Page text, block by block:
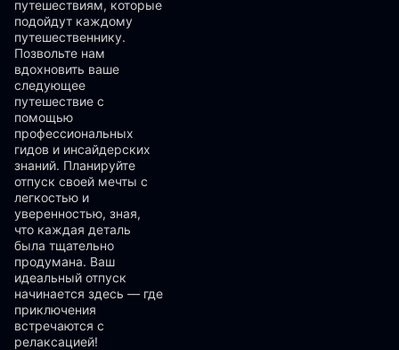
путешествиям, которые
подойдут каждому
путешественнику.
Позвольте нам
вдохновить ваше
следующее
путешествие с
помощью
профессиональных
гидов и инсайдерских
знаний. Планируйте
отпуск своей мечты с
легкостью и
уверенностью, зная,
что каждая деталь
была тщательно
продумана. Ваш
идеальный отпуск
начинается здесь — где
приключения
встречаются с
релаксацией!